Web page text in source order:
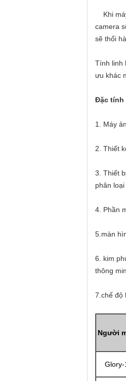
Khi
camera
sẽ thổi
Tính linh
ưu khác
Đặc tính
1. Máy
2. Thiết
3. Thiết
phân
4. Phần
5.màn
6. kim
thông
7.chế độ
Người
Glory-